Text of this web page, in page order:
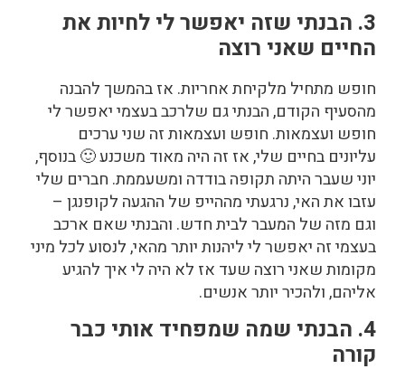
3. הבנתי שזה יאפשר לי לחיות את
החיים שאני רוצה
חופש מתחיל מלקיחת אחריות. אז בהמשך להבנה
מהסעיף הקודם, הבנתי גם שלרכב בעצמי יאפשר לי
חופש ועצמאות. חופש ועצמאות זה שני ערכים
עליונים בחיים שלי, אז זה היה מאוד משכנע 🙂 בנוסף,
יוני שעבר היתה תקופה בודדה ומשעממת. חברים שלי
עזבו את האי, נרגעתי מההייפ של ההגעה לקופנגן –
וגם מזה של המעבר לבית חדש. והבנתי שאם ארכב
בעצמי זה יאפשר לי ליהנות יותר מהאי, לנסוע לכל מיני
מקומות שאני רוצה שעד אז לא היה לי איך להגיע
אליהם, ולהכיר יותר אנשים.
4. הבנתי שמה שמפחיד אותי כבר
קורה